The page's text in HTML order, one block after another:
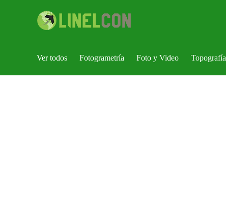
Ver todos Fotogrametría Foto y Video Topografía